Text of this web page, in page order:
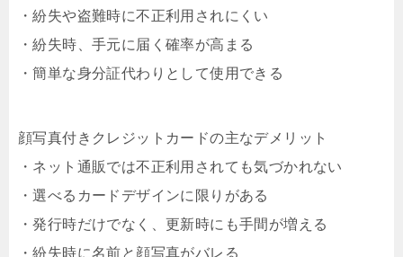
・紛失や盗難時に不正利用されにくい
・紛失時、手元に届く確率が高まる
・簡単な身分証代わりとして使用できる
顔写真付きクレジットカードの主なデメリット
・ネット通販では不正利用されても気づかれない
・選べるカードデザインに限りがある
・発行時だけでなく、更新時にも手間が増える
・紛失時に名前と顔写真がバレる